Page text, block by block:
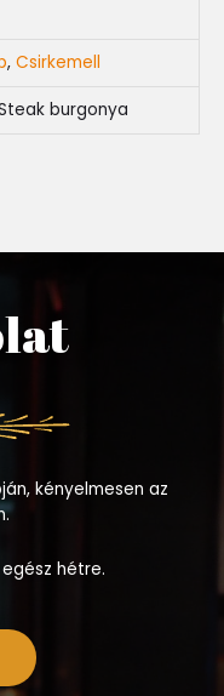
,Csirkemell
burgonya
kényelmesen az
hétre.